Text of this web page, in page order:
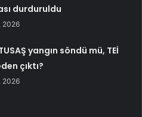
durduruldu
2026
yangın söndü mü, TEİ
çıktı?
2026